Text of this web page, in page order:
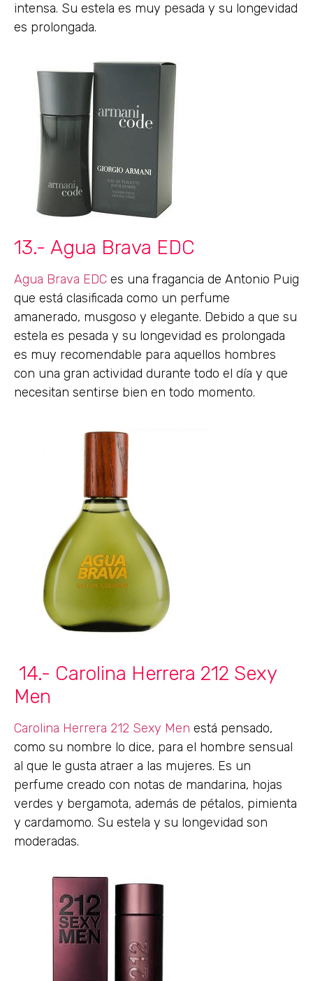
intensa. Su estela es muy pesada y su longevidad
es prolongada.
13.- Agua Brava EDC
Agua Brava EDC es una fragancia de Antonio Puig
que está clasificada como un perfume
amanerado, musgoso y elegante. Debido a que su
estela es pesada y su longevidad es prolongada
es muy recomendable para aquellos hombres
con una gran actividad durante todo el día y que
necesitan sentirse bien en todo momento.
14.- Carolina Herrera 212 Sexy
Men
Carolina Herrera 212 Sexy Men está pensado,
como su nombre lo dice, para el hombre sensual
al que le gusta atraer a las mujeres. Es un
perfume creado con notas de mandarina, hojas
verdes y bergamota, además de pétalos, pimienta
y cardamomo. Su estela y su longevidad son
moderadas.